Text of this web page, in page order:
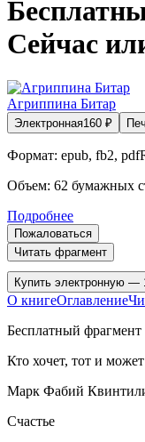
Сейчас
Агриппина Битар
Электронная160 ₽
Формат: epub, fb2,
Объем: 62 бумажных
Подробнее
Пожаловаться
Читать фрагмент
Купить электронную —
О книгеОглавление
Бесплатный фрагмент
Кто хочет, тот и может
Марк Фабий
Счастье